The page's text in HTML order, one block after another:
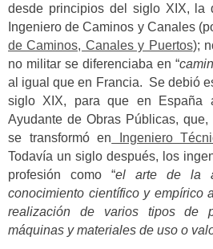
desde principios del siglo XIX, la
Ingeniero de Caminos y Canales
de Caminos, Canales y Puertos);
no militar se diferenciaba en “
al igual que en Francia. Se debió
siglo XIX, para que en España
Ayudante de Obras Públicas,
se transformó en Ingeniero
Todavía un siglo después, los
profesión como “el arte de la
conocimiento científico y empírico
realización de varios tipos de
máquinas y materiales de uso o